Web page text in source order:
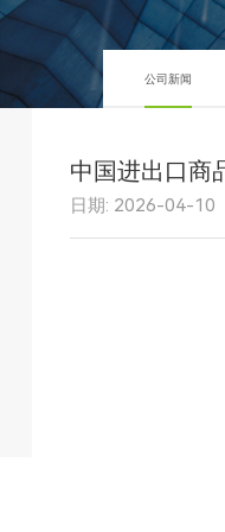
公司新闻
中国进出口商
日期: 2026-04-10